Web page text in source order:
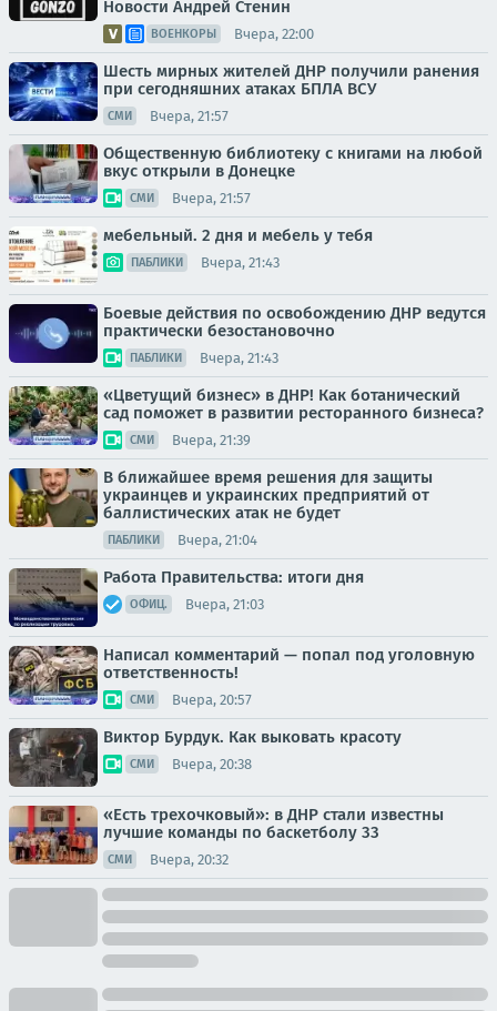
Новости Андрей Стенин
ВОЕНКОРЫ Вчера, 22:00
Шесть мирных жителей ДНР получили ранения
при сегодняшних атаках БПЛА ВСУ
СМИ Вчера, 21:57
Общественную библиотеку с книгами на любой
вкус открыли в Донецке
СМИ Вчера, 21:57
мебельный. 2 дня и мебель у тебя
ПАБЛИКИ Вчера, 21:43
Боевые действия по освобождению ДНР ведутся
практически безостановочно
ПАБЛИКИ Вчера, 21:43
«Цветущий бизнес» в ДНР! Как ботанический
сад поможет в развитии ресторанного бизнеса?
СМИ Вчера, 21:39
В ближайшее время решения для защиты
украинцев и украинских предприятий от
баллистических атак не будет
ПАБЛИКИ Вчера, 21:04
Работа Правительства: итоги дня
ОФИЦ. Вчера, 21:03
Написал комментарий — попал под уголовную
ответственность!
СМИ Вчера, 20:57
Виктор Бурдук. Как выковать красоту
СМИ Вчера, 20:38
«Есть трехочковый»: в ДНР стали известны
лучшие команды по баскетболу 33
СМИ Вчера, 20:32